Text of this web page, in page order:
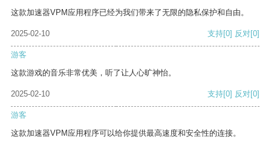
这款加速器VPM应用程序已经为我们带来了无限的隐私保护和自由。
2025-02-10 支持[0] 反对[0]
游客
这款游戏的音乐非常优美，听了让人心旷神怡。
2025-02-10 支持[0] 反对[0]
游客
这款加速器VPM应用程序可以给你提供最高速度和安全性的连接。